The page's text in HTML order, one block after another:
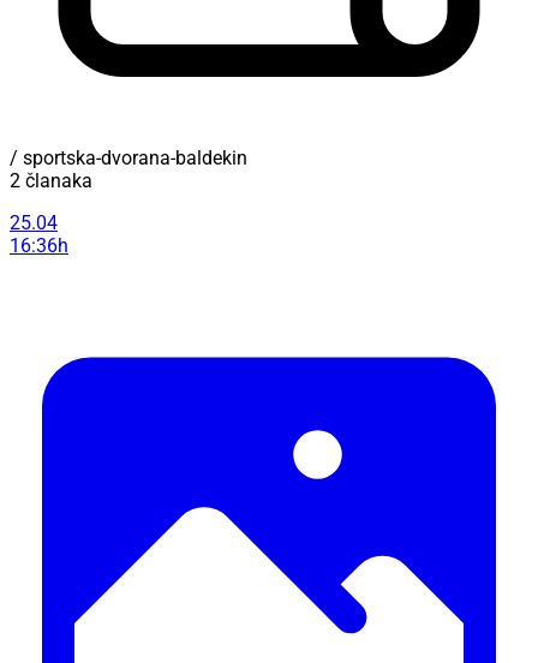
/ sportska-dvorana-baldekin
2 članaka
25.04
16:36h